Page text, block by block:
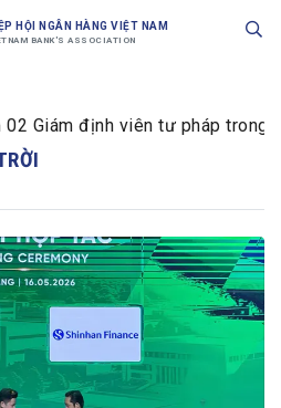
HỘI NGÂN HÀNG VIỆT NAM
BANK'S ASSOCIATION
Giám định viên tư pháp trong